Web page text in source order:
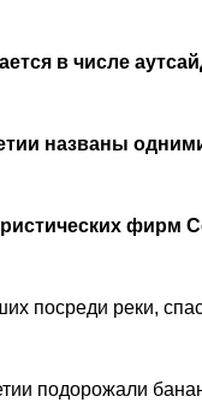
в числе
названы
фирм
посреди реки,
подорожали